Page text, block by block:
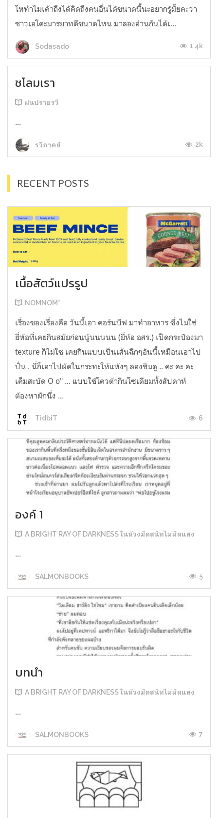
โหทำไมเค้าถึงได้คิดถึงคนอื่นได้ขนาดนี้นะอยากรู้มั้ยคะว่า
ชาวเอโดะมารยาทดีขนาดไหน มาลองอ่านกันได้เ...
Sodasado 1.4k
ชโลมเรา
ฝนปรายรวี
...
รวีภาคย์ 2k
RECENT POSTS
เนื้อสัตว์แปรรูป
NOMNOM*
เรื่องของเรื่องคือ วันนี้เอา คอร์นบีฟ มาทำอาหาร ซึ่งไม่ใช่
ยี่ห้อที่เคยกินสมัยก่อนนู้นนนนน (ยี่ห้อ อสร.) เปิดกระป๋องมา
texture ก็ไม่ใช่ เคยกินแบบเป็นเส้นฉีกๆอันนี้เหมือนเอาไป
ปั่น . นี่ก็เอาไปผัดในกระทะให้แห้งๆ ลองชิมดู .. คะ คะ คะ
เค็มสะบัด O o" ... แบบใช้โควต้ากินโซเดียมทั้งสัปดาห์
ต้องหาผักนึ่ง ...
TidbiT 6
องค์ 1
A BRIGHT RAY OF DARKNESS ในห้วงมืดสนิทไม่มิดแสง
...
SALMONBOOKS 5
บทนำ
A BRIGHT RAY OF DARKNESS ในห้วงมืดสนิทไม่มิดแสง
...
SALMONBOOKS 7